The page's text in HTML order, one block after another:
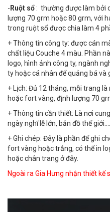
- Ruột sổ : thường được làm bởi
lượng 70 grm hoặc 80 grm, với
trong ruột sổ được chia làm 4
+ Thông tin công ty: được cán
chất liệu Couche 4 màu. Phần
logo, hình ảnh công ty, ngành
ty hoặc cá nhân để quảng bá và
+ Lịch: Đủ 12 tháng, mỗi trang
hoặc fort vàng, định lượng 70
+ Thông tin cần thiết: Là nơi
ngày nghĩ lễ lớn, bản đồ thế giới….
+ Ghi chép: Đây là phần để ghi
fort vàng hoặc trắng, có thể in
hoặc chân trang ở đây.
Ngoài ra Gia Hưng nhận thiết kế